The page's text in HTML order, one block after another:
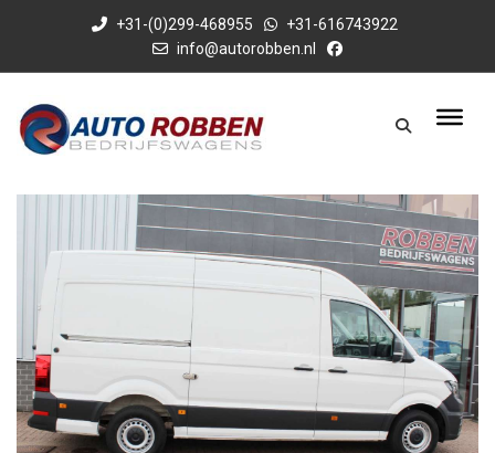
+31-(0)299-468955
+31-616743922
info@autorobben.nl